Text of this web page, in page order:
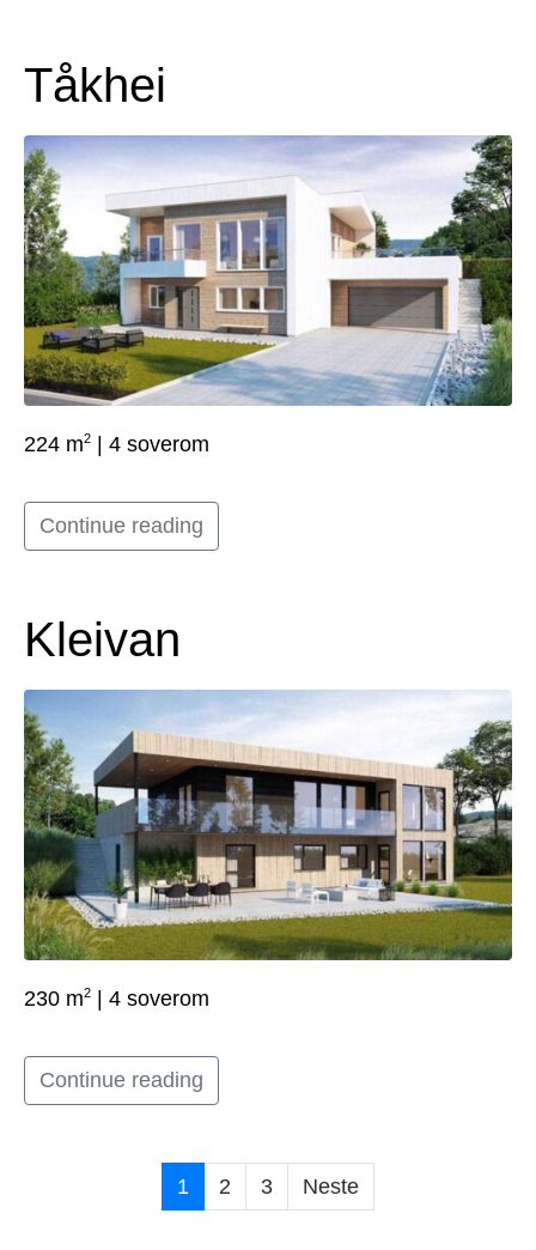
Tåkhei
224 m2 | 4 soverom
Continue reading
Kleivan
230 m2 | 4 soverom
Continue reading
1 2 3 Neste